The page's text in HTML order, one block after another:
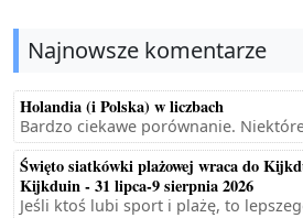
Najnowsze komentarze
Holandia (i Polska) w liczbach
Bardzo ciekawe porównanie.
Święto siatkówki plażowej wraca do
Kijkduin - 31 lipca-9 sierpnia 2026
Jeśli ktoś lubi sport i plażę, to